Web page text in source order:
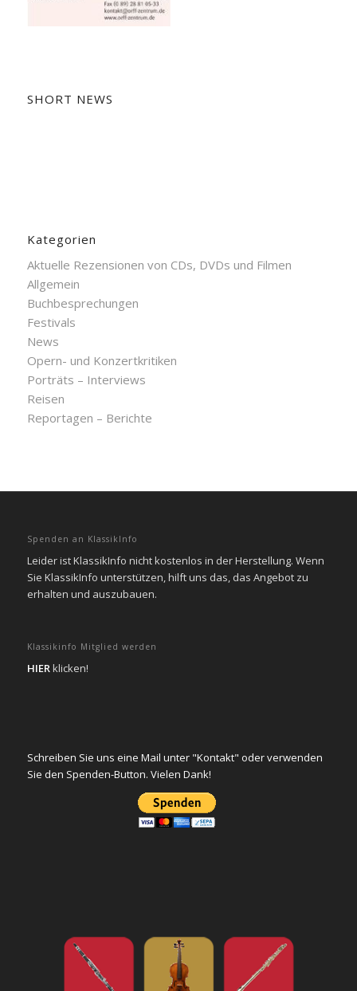
SHORT NEWS
Kategorien
Aktuelle Rezensionen von CDs, DVDs und Filmen
Allgemein
Buchbesprechungen
Festivals
News
Opern- und Konzertkritiken
Porträts – Interviews
Reisen
Reportagen – Berichte
Spenden an KlassikInfo
Leider ist KlassikInfo nicht kostenlos in der Herstellung. Wenn
Sie KlassikInfo unterstützen, hilft uns das, das Angebot zu
erhalten und auszubauen.
Klassikinfo Mitglied werden
HIERklicken!
Schreiben Sie uns eine Mail unter "Kontakt" oder verwenden
Sie den Spenden-Button. Vielen Dank!